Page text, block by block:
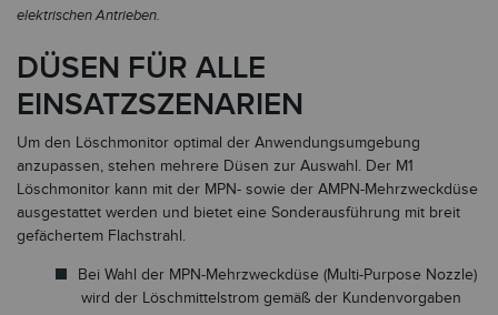
elektrischen Antrieben.
DÜSEN FÜR ALLE
EINSATZSZENARIEN
Um den Löschmonitor optimal der Anwendungsumgebung
anzupassen, stehen mehrere Düsen zur Auswahl. Der M1
Löschmonitor kann mit der MPN- sowie der AMPN-Mehrzweckdüse
ausgestattet werden und bietet eine Sonderausführung mit breit
gefächertem Flachstrahl.
Bei Wahl der MPN-Mehrzweckdüse (Multi-Purpose Nozzle)
wird der Löschmittelstrom gemäß der Kundenvorgaben